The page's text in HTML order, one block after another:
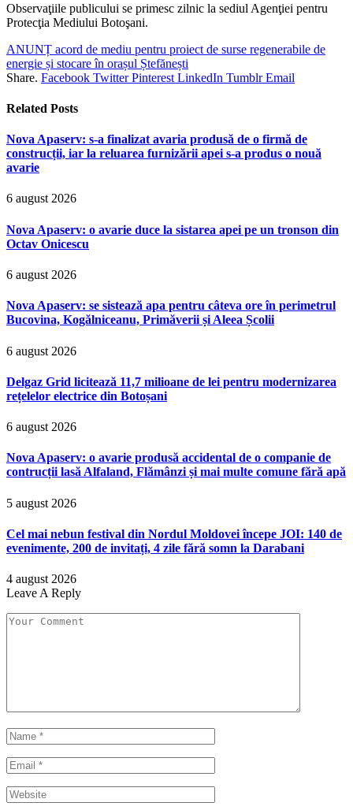
Observaţiile publicului se primesc zilnic la sediul Agenţiei pentru
Protecţia Mediului Botoşani.
ANUNȚ acord de mediu pentru proiect de surse regenerabile de
energie și stocare în orașul Ștefănești
Share. Facebook Twitter Pinterest LinkedIn Tumblr Email
Related Posts
Nova Apaserv: s-a finalizat avaria produsă de o firmă de
construcții, iar la reluarea furnizării apei s-a produs o nouă
avarie
6 august 2026
Nova Apaserv: o avarie duce la sistarea apei pe un tronson din
Octav Onicescu
6 august 2026
Nova Apaserv: se sistează apa pentru câteva ore în perimetrul
Bucovina, Kogălniceanu, Primăverii și Aleea Școlii
6 august 2026
Delgaz Grid licitează 11,7 milioane de lei pentru modernizarea
rețelelor electrice din Botoșani
6 august 2026
Nova Apaserv: o avarie produsă accidental de o companie de
contrucții lasă Alfaland, Flămânzi și mai multe comune fără apă
5 august 2026
Cel mai nebun festival din Nordul Moldovei începe JOI: 140 de
evenimente, 200 de invitați, 4 zile fără somn la Darabani
4 august 2026
Leave A Reply